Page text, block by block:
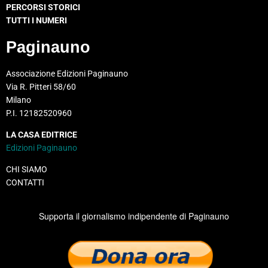
PERCORSI STORICI
TUTTI I NUMERI
Paginauno
Associazione Edizioni Paginauno
Via R. Pitteri 58/60
Milano
P.I. 12182520960
LA CASA EDITRICE
Edizioni Paginauno
CHI SIAMO
CONTATTI
Supporta il giornalismo indipendente di Paginauno